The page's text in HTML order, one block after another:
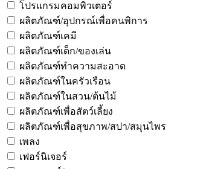
โปรแกรมคอมพิวเตอร์
ผลิตภัณฑ์/อุปกรณ์เพื่อคนพิการ
ผลิตภัณฑ์เคมี
ผลิตภัณฑ์เด็ก/ของเล่น
ผลิตภัณฑ์ทำความสะอาด
ผลิตภัณฑ์ในครัวเรือน
ผลิตภัณฑ์ในสวน/ต้นไม้
ผลิตภัณฑ์เพื่อสัตว์เลี้ยง
ผลิตภัณฑ์เพื่อสุขภาพ/สปา/สมุนไพร
เพลง
เฟอร์นิเจอร์